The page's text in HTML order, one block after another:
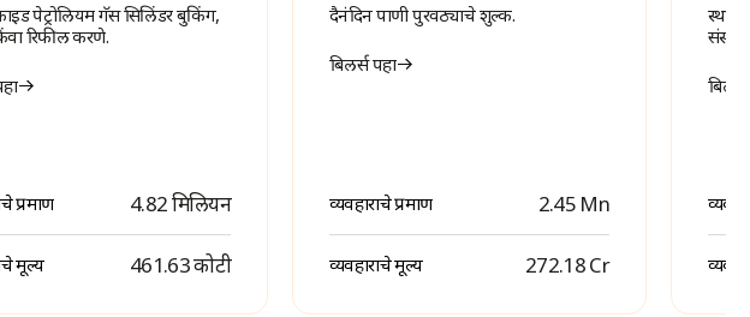
पेट्रोलियम गॅस सिलिंडर बुकिंग,
रिफील करणे.
प्रमाण 4.82 मिलियन
मूल्य ₹ 461.63 कोटी
दैनंदिन पाणी पुरवठ्याचे शुल्क.
बिलर्स पहा
व्यवहाराचे प्रमाण 2.45 Mn
व्यवहाराचे मूल्य ₹ 272.18 Cr